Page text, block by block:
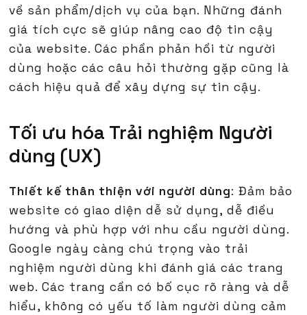
về sản phẩm/dịch vụ của bạn. Những đánh
giá tích cực sẽ giúp nâng cao độ tin cậy
của website. Các phần phản hồi từ người
dùng hoặc các câu hỏi thường gặp cũng là
cách hiệu quả để xây dựng sự tin cậy.
Tối ưu hóa Trải nghiệm Người
dùng (UX)
Thiết kế thân thiện với người dùng: Đảm bảo
website có giao diện dễ sử dụng, dễ điều
hướng và phù hợp với nhu cầu người dùng.
Google ngày càng chú trọng vào trải
nghiệm người dùng khi đánh giá các trang
web. Các trang cần có bố cục rõ ràng và dễ
hiểu, không có yếu tố làm người dùng cảm